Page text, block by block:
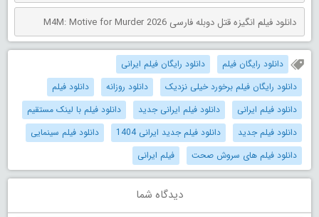
دانلود فیلم انگیزه قتل دوبله فارسی M4M: Motive for Murder 2026
دانلود رایگان فیلم
دانلود رایگان فیلم ایرانی
دانلود رایگان فیلم برخورد خیلی نزدیک
دانلود روزانه
دانلود فیلم
دانلود فیلم ایرانی
دانلود فیلم ایرانی جدید
دانلود فیلم با لینک مستقیم
دانلود فیلم جدید
دانلود فیلم جدید ایرانی 1404
دانلود فیلم سینمایی
دانلود فیلم های سروش صحت
فیلم ایرانی
دیدگاه شما